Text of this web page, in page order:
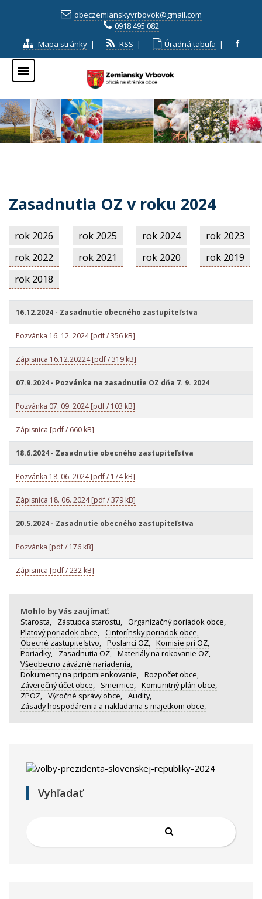
obeczemianskyvrbovok@gmail.com
0918 495 082
Mapa stránky | RSS | Úradná tabuľa |
Zasadnutia OZ v roku 2024
rok 2026 rok 2025 rok 2024
rok 2023
rok 2022
rok 2021 rok 2020
rok 2019
rok 2018
16.12.2024 - Zasadnutie obecného zastupiteľstva
Pozvánka 16. 12. 2024 [pdf / 356 kB]
Zápisnica 16.12.20224 [pdf / 319 kB]
07.9.2024 - Pozvánka na zasadnutie OZ dňa 7. 9. 2024
Pozvánka 07. 09. 2024 [pdf / 103 kB]
Zápisnica [pdf / 660 kB]
18.6.2024 - Zasadnutie obecného zastupiteľstva
Pozvánka 18. 06. 2024 [pdf / 174 kB]
Zápisnica 18. 06. 2024 [pdf / 379 kB]
20.5.2024 - Zasadnutie obecného zastupiteľstva
Pozvánka [pdf / 176 kB]
Zápisnica [pdf / 232 kB]
Mohlo by Vás zaujímať:
Starosta,
Zástupca starostu,
Organizačný poriadok obce,
Platový poriadok obce, Cintorínsky poriadok obce,
Obecné zastupiteľstvo, Poslanci OZ, Komisie pri OZ,
Poriadky,
Zasadnutia OZ, Materiály na rokovanie OZ,
Všeobecno záväzné nariadenia,
Dokumenty na pripomienkovanie, Rozpočet obce,
Záverečný účet obce,
Smernice, Komunitný plán obce,
ZPOZ, Výročné správy obce, Audity,
Zásady hospodárenia a nakladania s majetkom obce,
Vyhľadať